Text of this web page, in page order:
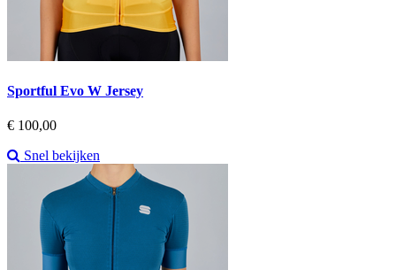
Sportful Evo W Jersey
Prijs
€ 100,00
Snel bekijken